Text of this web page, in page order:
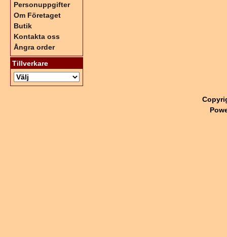
Personuppgifter
Om Företaget
Butik
Kontakta oss
Ångra order
Tillverkare